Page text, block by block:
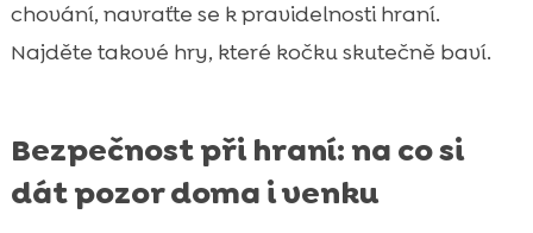
chování, navraťte se k pravidelnosti hraní.
Najděte takové hry, které kočku skutečně baví.
Bezpečnost při hraní: na co si
dát pozor doma i venku